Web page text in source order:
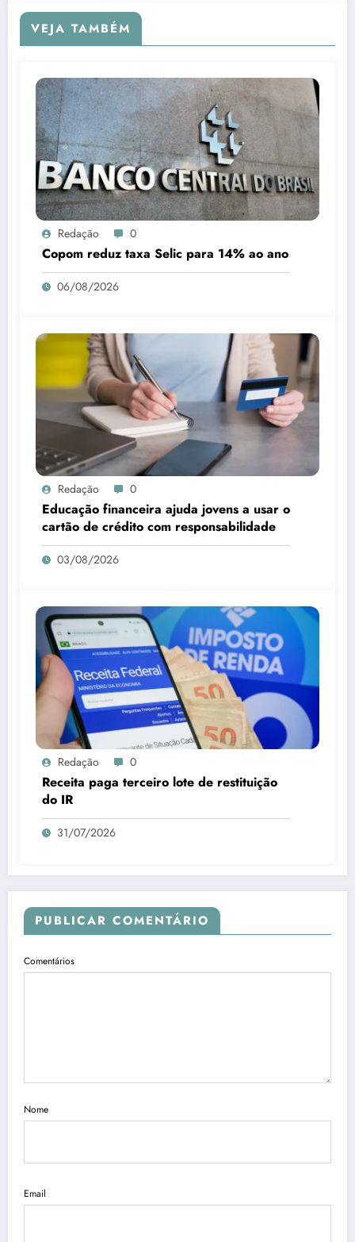
VEJA TAMBÉM
Redação 0
Copom reduz taxa Selic para 14% ao ano
06/08/2026
Redação 0
Educação financeira ajuda jovens a usar o
cartão de crédito com responsabilidade
03/08/2026
Redação 0
Receita paga terceiro lote de restituição
do IR
31/07/2026
PUBLICAR COMENTÁRIO
Comentários
Nome
Email